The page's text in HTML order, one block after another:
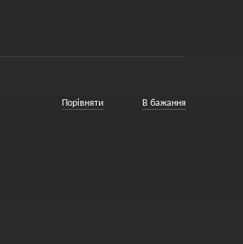
Порівняти В бажання